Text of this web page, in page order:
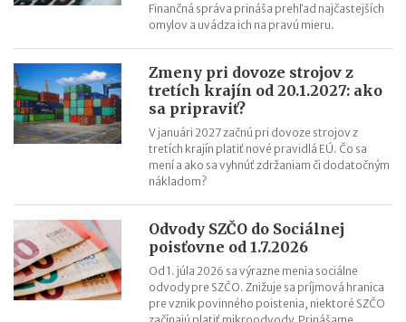
Finančná správa prináša prehľad najčastejších
omylov a uvádza ich na pravú mieru.
Zmeny pri dovoze strojov z
tretích krajín od 20.1.2027: ako
sa pripraviť?
V januári 2027 začnú pri dovoze strojov z
tretích krajín platiť nové pravidlá EÚ. Čo sa
mení a ako sa vyhnúť zdržaniam či dodatočným
nákladom?
Odvody SZČO do Sociálnej
poisťovne od 1.7.2026
Od 1. júla 2026 sa výrazne menia sociálne
odvody pre SZČO. Znižuje sa príjmová hranica
pre vznik povinného poistenia, niektoré SZČO